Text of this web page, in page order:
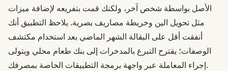
الأصل بواسطة شخص آخر، ولكنك قمت بتفريعه لإضافة ميزات
مثل تحويل الين وخريطة مصاريف بصرية. يلاحظ التطبيق أنك
أنفقت أقل على البقالة الشهر الماضي بعد استخدام مكتشف
الوصفات؛ يقترح التبرع بالمدخرات إلى بنك طعام محلي ويتولى
إجراء المعاملة عبر واجهة برمجة التطبيقات الخاصة بمصرفك.